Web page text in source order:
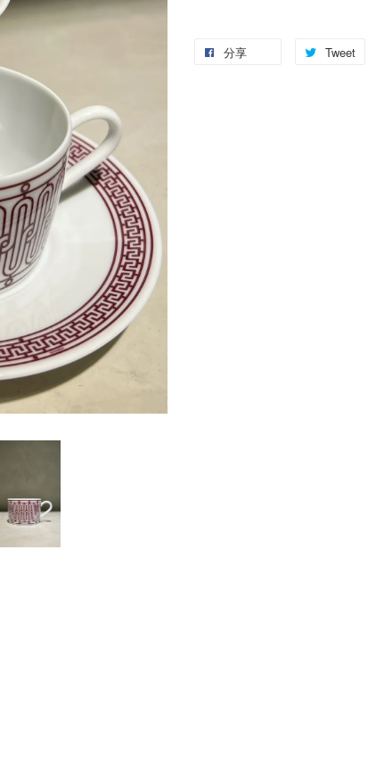
分享 Tweet